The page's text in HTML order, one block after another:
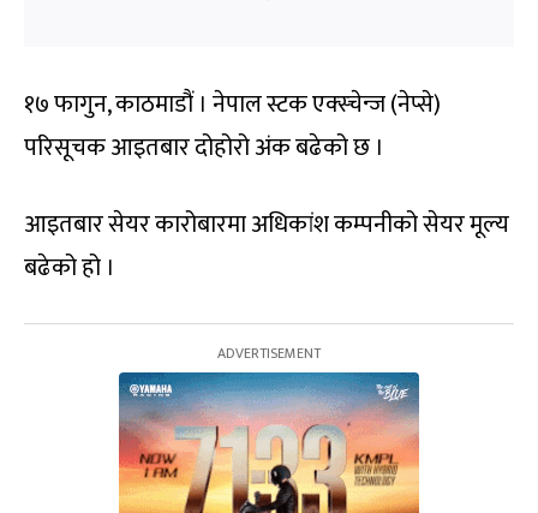
१७ फागुन, काठमाडौं । नेपाल स्टक एक्स्चेन्ज (नेप्से)
परिसूचक आइतबार दोहोरो अंक बढेको छ ।
आइतबार सेयर कारोबारमा अधिकांश कम्पनीको सेयर मूल्य
बढेको हो ।